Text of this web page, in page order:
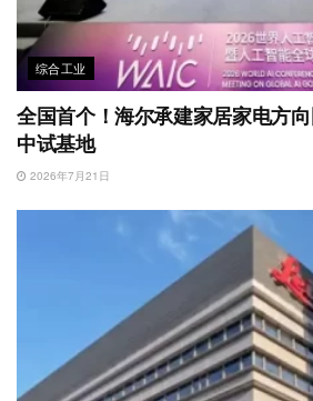
综合工业
全国首个！海尔承建家居家电方
中试基地
2026年7月21日